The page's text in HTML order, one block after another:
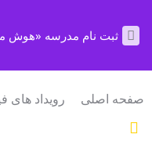
ثبت نام مدرسه «هوش
صفحه اصلی رویداد های